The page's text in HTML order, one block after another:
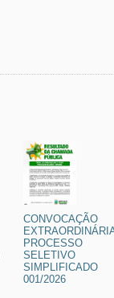
CONVOCAÇÃO
PROCESSO
SELETIVO
SIMPLIFICADO
001/2026